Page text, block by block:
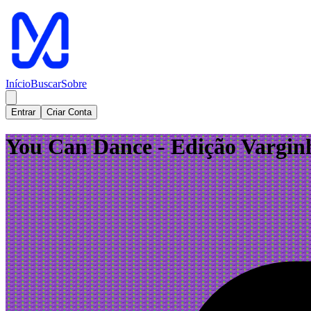
InícioBuscarSobre
Entrar Criar Conta
You Can Dance - Edição